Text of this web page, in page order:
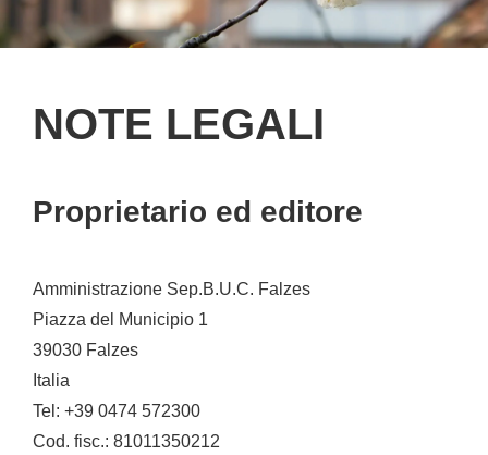
NOTE LEGALI
Proprietario ed editore
Amministrazione Sep.B.U.C. Falzes
Piazza del Municipio 1
39030 Falzes
Italia
Tel: +39 0474 572300
Cod. fisc.: 81011350212